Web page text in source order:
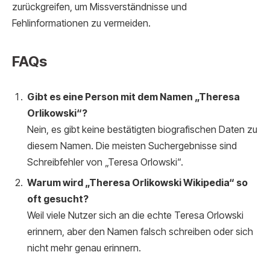
zurückgreifen, um Missverständnisse und
Fehlinformationen zu vermeiden.
FAQs
Gibt es eine Person mit dem Namen „Theresa
Orlikowski“?
Nein, es gibt keine bestätigten biografischen Daten zu
diesem Namen. Die meisten Suchergebnisse sind
Schreibfehler von „Teresa Orlowski“.
Warum wird „Theresa Orlikowski Wikipedia“ so
oft gesucht?
Weil viele Nutzer sich an die echte Teresa Orlowski
erinnern, aber den Namen falsch schreiben oder sich
nicht mehr genau erinnern.